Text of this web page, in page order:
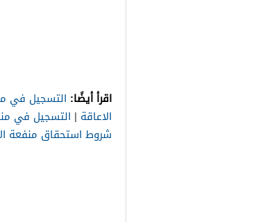
اقرأ أيضًا: التسجيل في
الاعاقة | التسجيل في
شروط استحقاق منفعة